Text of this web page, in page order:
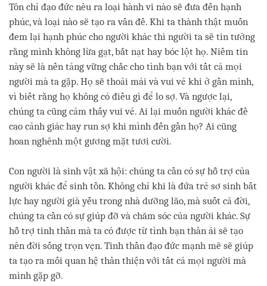
Tôn chỉ đạo đức nêu ra loại hành vi nào sẽ đưa đến hạnh
phúc, và loại nào sẽ tạo ra vấn đề. Khi ta thành thật muốn
đem lại hạnh phúc cho người khác thì người ta sẽ tin tưởng
rằng mình không lừa gạt, bắt nạt hay bóc lột họ. Niềm tin
này sẽ là nền tảng vững chắc cho tình bạn với tất cả mọi
người mà ta gặp. Họ sẽ thoải mái và vui vẻ khi ở gần mình,
vì biết rằng họ không có điều gì để lo sợ. Và ngược lại,
chúng ta cũng cảm thấy vui vẻ. Ai lại muốn người khác đề
cao cảnh giác hay run sợ khi mình đến gần họ? Ai cũng
hoan nghênh một gương mặt tươi cười.
Con người là sinh vật xã hội: chúng ta cần có sự hỗ trợ của
người khác để sinh tồn. Không chỉ khi là đứa trẻ sơ sinh bất
lực hay người già yếu trong nhà dưỡng lão, mà suốt cả đời,
chúng ta cần có sự giúp đỡ và chăm sóc của người khác. Sự
hỗ trợ tinh thần mà ta có được từ tình bạn thân ái sẽ tạo
nên đời sống trọn vẹn. Tinh thần đạo đức mạnh mẽ sẽ giúp
ta tạo ra mối quan hệ thân thiện với tất cả mọi người mà
mình gặp gỡ.